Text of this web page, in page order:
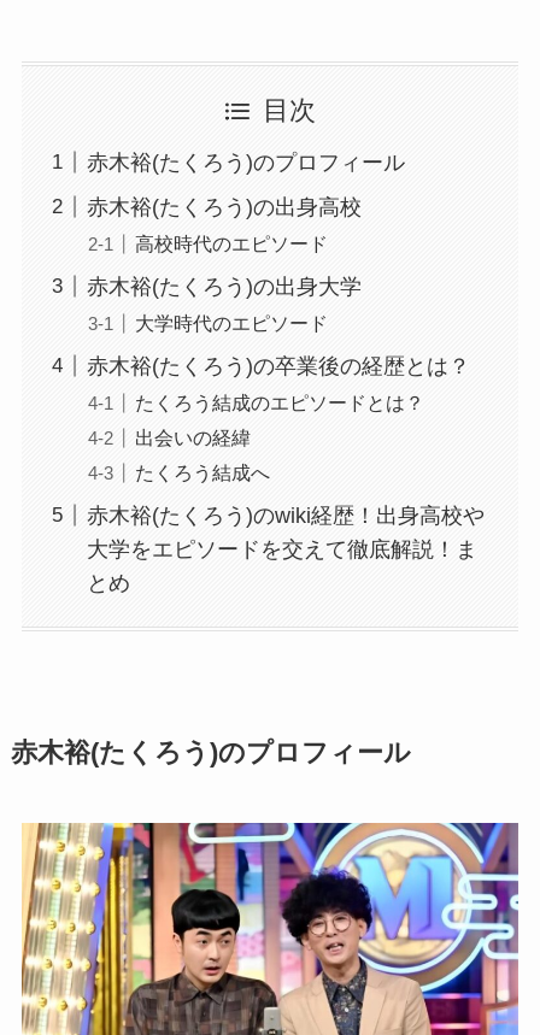
目次
赤木裕(たくろう)のプロフィール
赤木裕(たくろう)の出身高校
高校時代のエピソード
赤木裕(たくろう)の出身大学
大学時代のエピソード
赤木裕(たくろう)の卒業後の経歴とは？
たくろう結成のエピソードとは？
出会いの経緯
たくろう結成へ
赤木裕(たくろう)のwiki経歴！出身高校や
大学をエピソードを交えて徹底解説！ま
とめ
赤木裕(たくろう)のプロフィール